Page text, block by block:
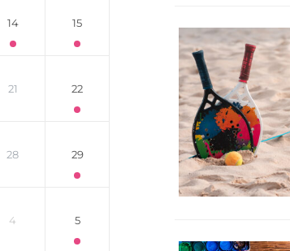
14 15
21 22
28 29
4 5